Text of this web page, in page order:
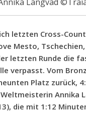
Langvad
letzten Cross-
Mesto,
letzten Runde die
verpasst. Vom
Platz zurück,
Annika
die mit 1:12